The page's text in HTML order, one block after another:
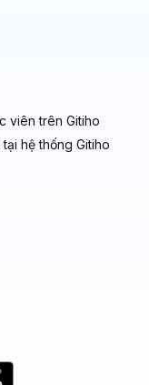
viên trên Gitiho
hệ thống Gitiho